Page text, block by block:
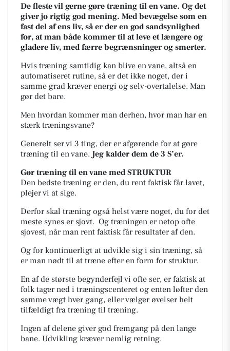
De fleste vil gerne gøre træning til en vane. Og det
giver jo rigtig god mening. Med bevægelse som en
fast del af ens liv, så er der en god sandsynlighed
for, at man både kommer til at leve et længere og
gladere liv, med færre begrænsninger og smerter.
Hvis træning samtidig kan blive en vane, altså en
automatiseret rutine, så er det ikke noget, der i
samme grad kræver energi og selv-overtalelse. Man
gør det bare.
Men hvordan kommer man derhen, hvor man har en
stærk træningsvane?
Generelt ser vi 3 ting, der er afgørende for at gøre
træning til en vane. Jeg kalder dem de 3 S’er.
Gør træning til en vane med STRUKTUR
Den bedste træning er den, du rent faktisk får lavet,
plejer vi at sige.
Derfor skal træning også helst være noget, du for det
meste synes er sjovt. Og træningen er netop ofte
sjovest, når man rent faktisk får resultater af den.
Og for kontinuerligt at udvikle sig i sin træning, så
er man nødt til at træne efter en form for struktur.
En af de største begynderfejl vi ofte ser, er faktisk at
folk tager ned i træningscenteret og enten løfter den
samme vægt hver gang, eller vælger øvelser helt
tilfældigt fra træning til træning.
Ingen af delene giver god fremgang på den lange
bane. Udvikling kræver nemlig retning.